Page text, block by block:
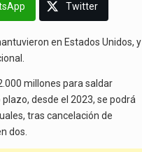
Twitter
en Estados Unidos, y
millones para saldar
desde el 2023, se podrá
tras cancelación de
dos.